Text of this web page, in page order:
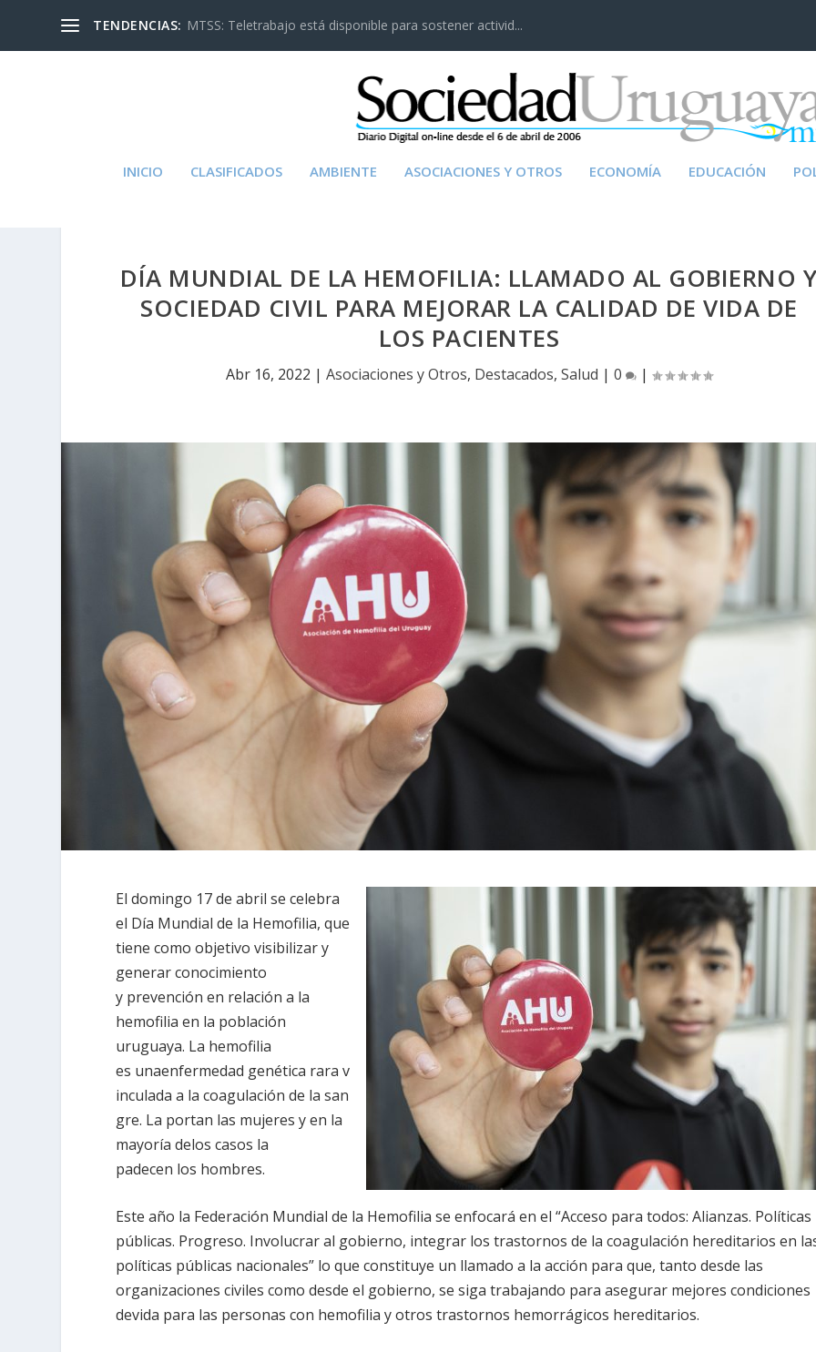
TENDENCIAS: MTSS: Teletrabajo está disponible para sostener activid...
INICIO CLASIFICADOS AMBIENTE ASOCIACIONES Y OTROS ECONOMÍA EDUCACIÓN
DÍA MUNDIAL DE LA HEMOFILIA: LLAMADO AL GOBIERNO
SOCIEDAD CIVIL PARA MEJORAR LA CALIDAD DE VIDA DE
LOS PACIENTES
Abr 16, 2022 | Asociaciones y Otros, Destacados, Salud | 0 |
El domingo 17 de abril se celebra
el Día Mundial de la Hemofilia, que
tiene como objetivo visibilizar y
generar conocimiento
y prevención en relación a la
hemofilia en la población
uruguaya. La hemofilia
es unaenfermedad genética rara v
inculada a la coagulación de la san
gre. La portan las mujeres y en la
mayoría delos casos la
padecen los hombres.
Este año la Federación Mundial de la Hemofilia se enfocará en el “Acceso para todos: Alianzas. Políticas
públicas. Progreso. Involucrar al gobierno, integrar los trastornos de la coagulación hereditarios en
políticas públicas nacionales” lo que constituye un llamado a la acción para que, tanto desde las
organizaciones civiles como desde el gobierno, se siga trabajando para asegurar mejores condiciones
devida para las personas con hemofilia y otros trastornos hemorrágicos hereditarios.